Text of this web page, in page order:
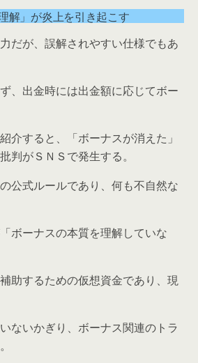
解」が炎上を引き起こす
だが、誤解されやすい仕様でもあ
、出金時には出金額に応じてボー
介すると、「ボーナスが消えた」
判がＳＮＳで発生する。
公式ルールであり、何も不自然な
ボーナスの本質を理解していな
助するための仮想資金であり、現
ないかぎり、ボーナス関連のトラ